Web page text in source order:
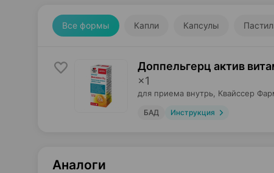
Все формы Капли Капсулы
Доппельгерц актив
×1
для приема внутрь, Квайссер
БАД Инструкция
Аналоги